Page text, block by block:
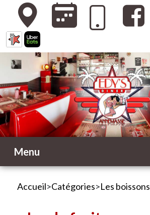
Menu
Accueil>Catégories>Les boissons